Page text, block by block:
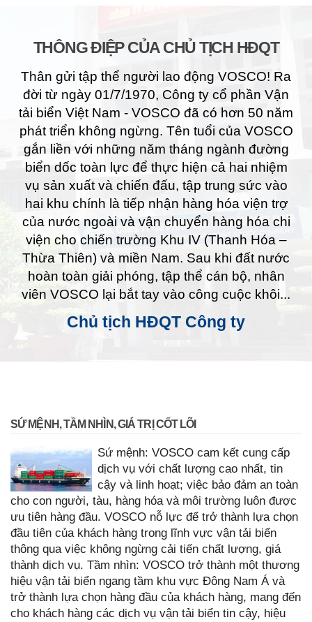
THÔNG ĐIỆP CỦA CHỦ TỊCH HĐQT
Thân gửi tập thể người lao động VOSCO! Ra
đời từ ngày 01/7/1970, Công ty cổ phần Vận
tải biển Việt Nam - VOSCO đã có hơn 50 năm
phát triển không ngừng. Tên tuổi của VOSCO
gắn liền với những năm tháng ngành đường
biển dốc toàn lực để thực hiện cả hai nhiệm
vụ sản xuất và chiến đấu, tập trung sức vào
hai khu chính là tiếp nhận hàng hóa viện trợ
của nước ngoài và vận chuyển hàng hóa chi
viện cho chiến trường Khu IV (Thanh Hóa –
Thừa Thiên) và miền Nam. Sau khi đất nước
hoàn toàn giải phóng, tập thể cán bộ, nhân
viên VOSCO lại bắt tay vào công cuộc khôi...
Chủ tịch HĐQT Công ty
SỨ MỆNH, TẦM NHÌN, GIÁ TRỊ CỐT LÕI
Sứ mệnh: VOSCO cam kết cung cấp
dịch vụ với chất lượng cao nhất, tin
cậy và linh hoạt; việc bảo đảm an toàn
cho con người, tàu, hàng hóa và môi trường luôn được
ưu tiên hàng đầu. VOSCO nỗ lực để trở thành lựa chọn
đầu tiên của khách hàng trong lĩnh vực vận tải biển
thông qua việc không ngừng cải tiến chất lượng, giá
thành dịch vụ. Tầm nhìn: VOSCO trở thành một thương
hiệu vận tải biển ngang tầm khu vực Đông Nam Á và
trở thành lựa chọn hàng đầu của khách hàng, mang đến
cho khách hàng các dịch vụ vận tải biển tin cậy, hiệu